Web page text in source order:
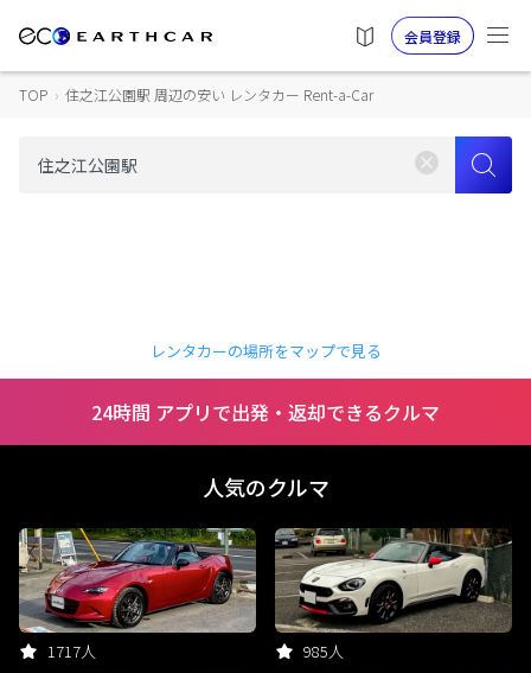
会員登録
TOP › 住之江公園駅 周辺の安い レンタカー Rent-a-Car
レンタカーの場所をマップで見る
24時間 アプリで出発・返却できるクルマ
人気のクルマ
1717人 985人